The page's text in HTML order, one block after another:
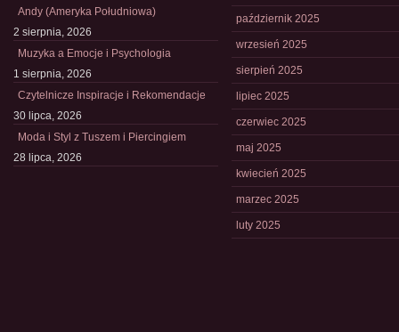
Andy (Ameryka Południowa)
2 sierpnia, 2026
Muzyka a Emocje i Psychologia
1 sierpnia, 2026
Czytelnicze Inspiracje i Rekomendacje
30 lipca, 2026
Moda i Styl z Tuszem i Piercingiem
28 lipca, 2026
październik 2025
wrzesień 2025
sierpień 2025
lipiec 2025
czerwiec 2025
maj 2025
kwiecień 2025
marzec 2025
luty 2025